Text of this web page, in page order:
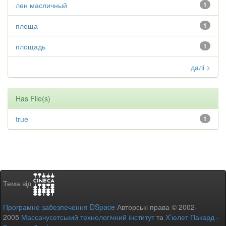
1
лен масличный
1
площа
1
площадь
далі >
Has File(s)
1
true
Тема від
Програмне забезпечення DSpace Авторські права © 2002-
2005 Массачусетський технологічний інститутта Х’юлет Пакард -